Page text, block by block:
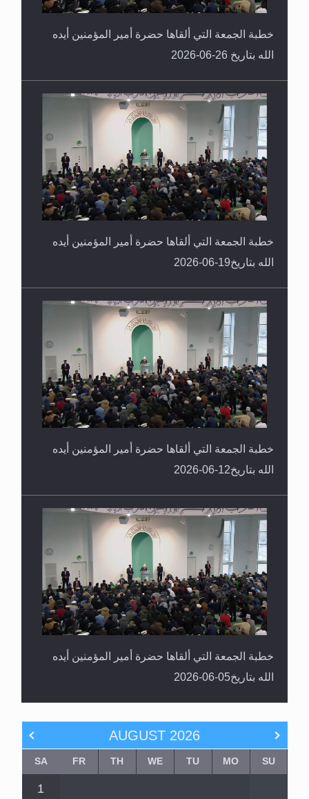
خطبة الجمعة التي ألقاها حضرة أمير المؤمنين أيده
الله بتاريخ 26-06-2026
خطبة الجمعة التي ألقاها حضرة أمير المؤمنين أيده
الله بتاريخ19-06-2026
خطبة الجمعة التي ألقاها حضرة أمير المؤمنين أيده
الله بتاريخ12-06-2026
خطبة الجمعة التي ألقاها حضرة أمير المؤمنين أيده
الله بتاريخ05-06-2026
AUGUST 2026
SU
MO
TU
WE
TH
FR
SA
1